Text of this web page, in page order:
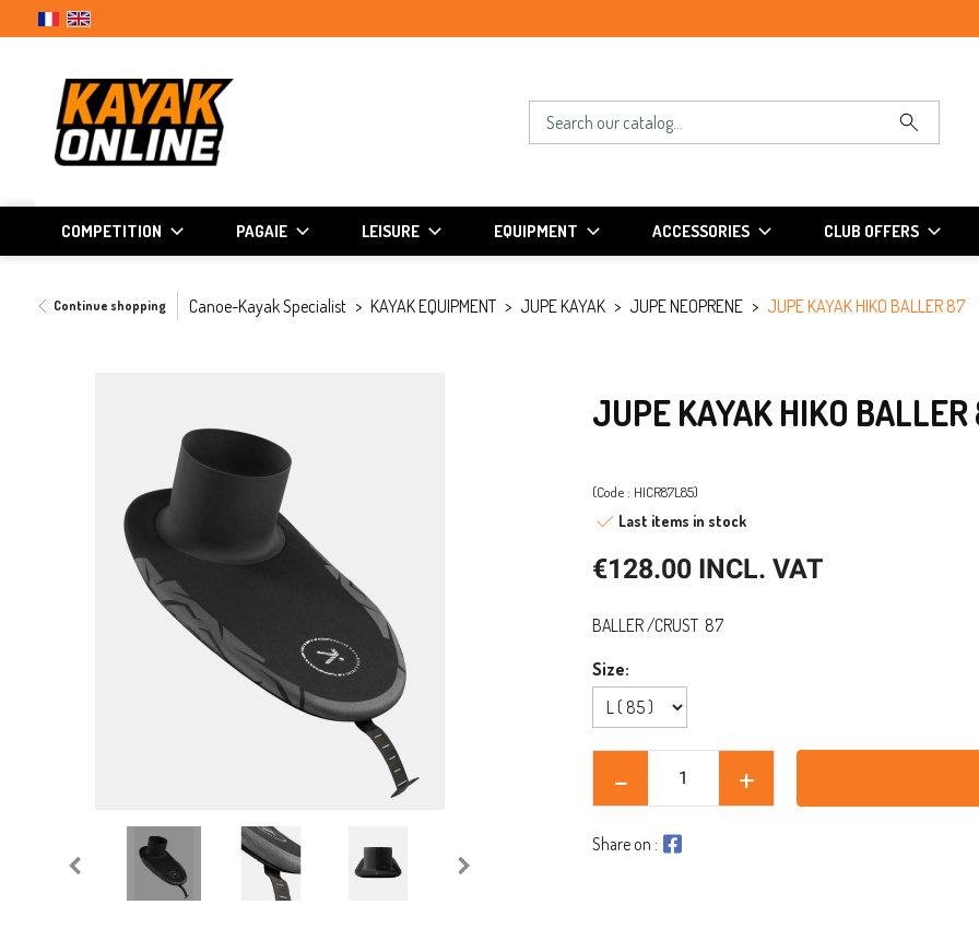
COMPETITION PAGAIE LEISURE EQUIPMENT ACCESSORIES CLUB OFFERS
Continue shopping Canoe-Kayak Specialist KAYAK EQUIPMENT JUPE KAYAK JUPE NEOPRENE JUPE KAYAK HIKO BALLER 87
JUPE KAYAK HIKO
(Code : HICR87L85)
Last items in stock
€128.00 INCL. VAT
BALLER /CRUST 87
Size:
Share on :